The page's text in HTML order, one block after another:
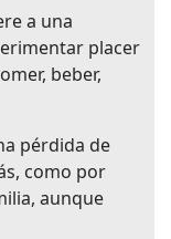
a una
placer
beber,
pérdida de
como por
aunque